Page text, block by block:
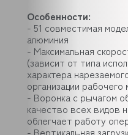
Особенности:
- 51 совместимая
алюминия
- Максимальная
(зависит от типа
характера
организации рабочего
- Воронка с рычагом
качество всех видов
облегчает работу
- Вертикальная